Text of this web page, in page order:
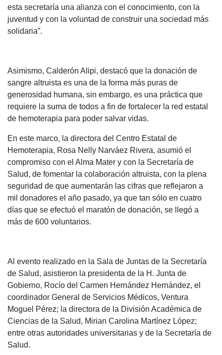
esta secretaría una alianza con el conocimiento, con la
juventud y con la voluntad de construir una sociedad más
solidaria”.
Asimismo, Calderón Alipi, destacó que la donación de
sangre altruista es una de la forma más puras de
generosidad humana, sin embargo, es una práctica que
requiere la suma de todos a fin de fortalecer la red estatal
de hemoterapia para poder salvar vidas.
En este marco, la directora del Centro Estatal de
Hemoterapia, Rosa Nelly Narváez Rivera, asumió el
compromiso con el Alma Mater y con la Secretaría de
Salud, de fomentar la colaboración altruista, con la plena
seguridad de que aumentarán las cifras que reflejaron a
mil donadores el año pasado, ya que tan sólo en cuatro
días que se efectuó el maratón de donación, se llegó a
más de 600 voluntarios.
Al evento realizado en la Sala de Juntas de la Secretaría
de Salud, asistieron la presidenta de la H. Junta de
Gobierno, Rocío del Carmen Hernández Hernández, el
coordinador General de Servicios Médicos, Ventura
Moguel Pérez; la directora de la División Académica de
Ciencias de la Salud, Mirian Carolina Martínez López;
entre otras autoridades universitarias y de la Secretaría de
Salud.